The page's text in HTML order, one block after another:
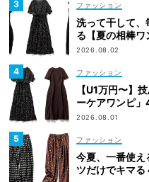
ファッション
洗って干して、
る【夏の相棒
2026.08.02
ファッション
【U1万円〜】
ーケアワンピ」
2026.08.01
ファッション
今夏、一番使え
ツだけでキマる